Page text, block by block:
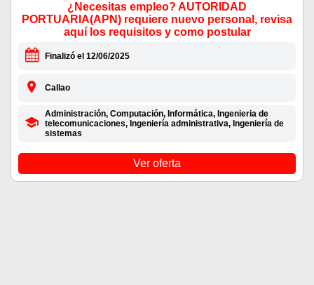
¿Necesitas empleo? AUTORIDAD
PORTUARIA(APN) requiere nuevo personal, revisa
aquí los requisitos y como postular
Finalizó el 12/06/2025
Callao
Administración, Computación, Informática, Ingenieria de
telecomunicaciones, Ingeniería administrativa, Ingeniería de
sistemas
Ver oferta